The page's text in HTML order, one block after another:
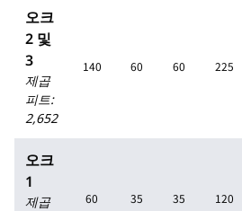
오크
2 및
3
제곱
피트:
2,652
140 60 60 225
오크
1
제곱
60 35 35 120